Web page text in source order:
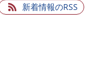
新着情報のRSS